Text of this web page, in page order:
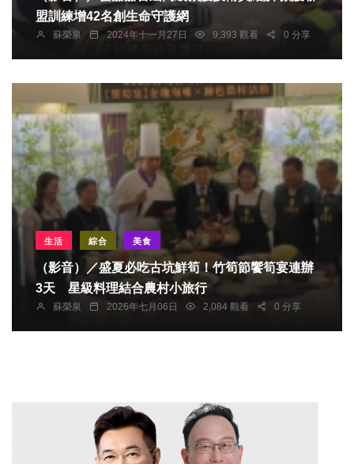
盟訓練增42名創生命守護網
蘇榮泉 2024年十一月27日 9,393 觀看 0 分享
生活 綜合 美食
（影音）／盛夏必吃古坑鮮筍！竹筍節饗筍宴連辦
3天 星級料理結合農村小旅行
蘇榮泉 2026年七月06日 2,084 觀看 0 分享